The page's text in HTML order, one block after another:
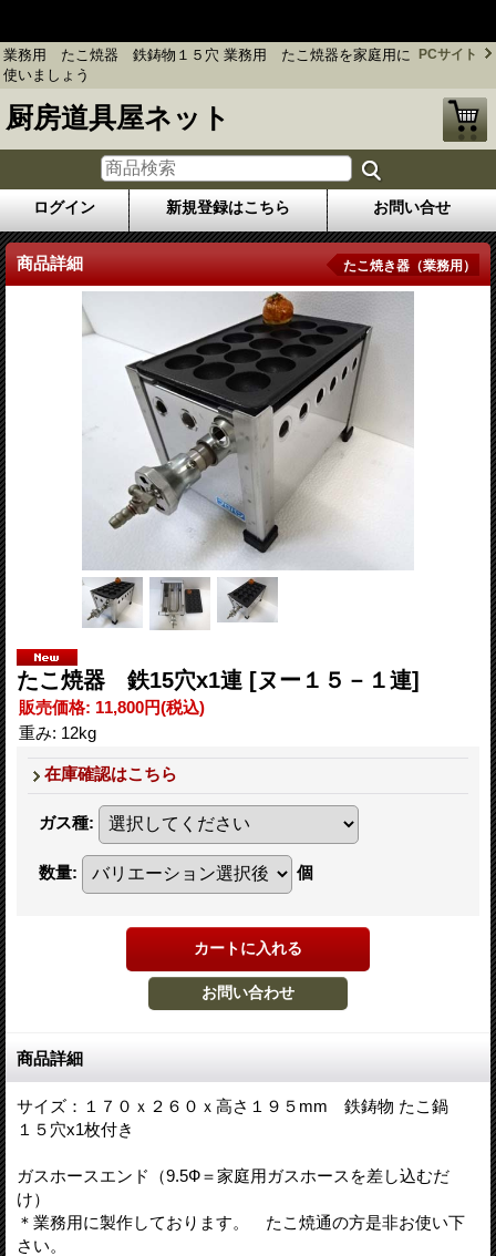
業務用 たこ焼器 鉄鋳物１５穴 業務用 たこ焼器を家庭用に
使いましょう
PCサイト
厨房道具屋ネット
ログイン 新規登録はこちら お問い合せ
商品詳細 たこ焼き器（業務用）
たこ焼器 鉄15穴x1連 [ヌー１５－１連]
販売価格: 11,800円(税込)
重み: 12kg
在庫確認はこちら
ガス種:
数量: 個
商品詳細
サイズ：１７０ｘ２６０ｘ高さ１９５mm 鉄鋳物 たこ鍋
１５穴x1枚付き
ガスホースエンド（9.5Ф＝家庭用ガスホースを差し込むだ
け）
＊業務用に製作しております。 たこ焼通の方是非お使い下
さい。